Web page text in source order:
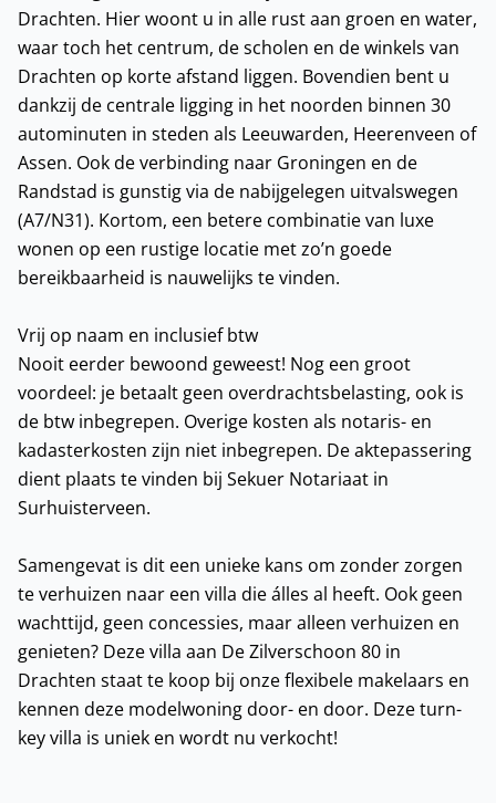
Drachten. Hier woont u in alle rust aan groen en water,
waar toch het centrum, de scholen en de winkels van
Drachten op korte afstand liggen. Bovendien bent u
dankzij de centrale ligging in het noorden binnen 30
autominuten in steden als Leeuwarden, Heerenveen of
Assen. Ook de verbinding naar Groningen en de
Randstad is gunstig via de nabijgelegen uitvalswegen
(A7/N31). Kortom, een betere combinatie van luxe
wonen op een rustige locatie met zo’n goede
bereikbaarheid is nauwelijks te vinden.
Vrij op naam en inclusief btw
Nooit eerder bewoond geweest! Nog een groot
voordeel: je betaalt geen overdrachtsbelasting, ook is
de btw inbegrepen. Overige kosten als notaris- en
kadasterkosten zijn niet inbegrepen. De aktepassering
dient plaats te vinden bij Sekuer Notariaat in
Surhuisterveen.
Samengevat is dit een unieke kans om zonder zorgen
te verhuizen naar een villa die álles al heeft. Ook geen
wachttijd, geen concessies, maar alleen verhuizen en
genieten? Deze villa aan De Zilverschoon 80 in
Drachten staat te koop bij onze flexibele makelaars en
kennen deze modelwoning door- en door. Deze turn-
key villa is uniek en wordt nu verkocht!